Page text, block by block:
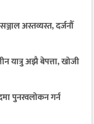
अस्तव्यस्त, दर्जनौँ
यात्रु अझै बेपत्ता, खोजी
पुनरवलोकन गर्न